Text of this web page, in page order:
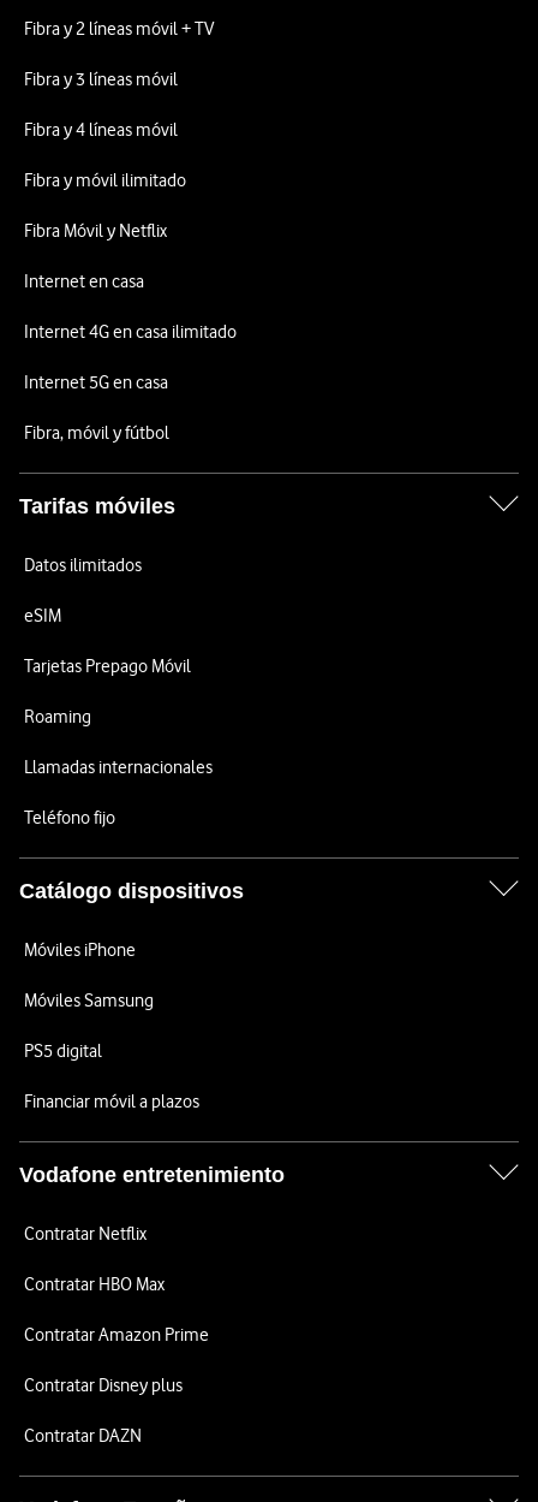
Fibra y 2 líneas móvil + TV
Fibra y 3 líneas móvil
Fibra y 4 líneas móvil
Fibra y móvil ilimitado
Fibra Móvil y Netflix
Internet en casa
Internet 4G en casa ilimitado
Internet 5G en casa
Fibra, móvil y fútbol
Tarifas móviles
Datos ilimitados
eSIM
Tarjetas Prepago Móvil
Roaming
Llamadas internacionales
Teléfono fijo
Catálogo dispositivos
Móviles iPhone
Móviles Samsung
PS5 digital
Financiar móvil a plazos
Vodafone entretenimiento
Contratar Netflix
Contratar HBO Max
Contratar Amazon Prime
Contratar Disney plus
Contratar DAZN